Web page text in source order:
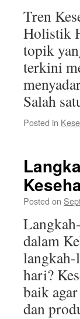
Tren
Holistik
topik
terkini
Salah
Posted in
Posted on
dalam
langkah-
hari?
baik
dan